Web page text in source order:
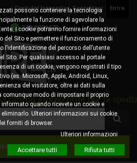
Entra
Contattaci
Costi del trasporto
345.8829473
giorno utile per la
possono contenere la tecnologia
la funzione di agevolare la
I cookie potranno fornire informazioni
del Sito e permettere il funzionamento di
del percorso dell’utente
Sito. Per qualsiasi accesso al portale
di un cookie, vengono registrati il tipo
(es. Microsoft, Apple, Android, Linux,
del visitatore, oltre ai dati sulla
comunque modo di impostare il proprio
quando ricevete un cookie e
eliminarlo. Ulteriori informazioni sui cookie
forniti di browser.
Ulteriori informazioni
Accettare tutti Rifiuta tutti